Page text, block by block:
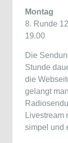
Montag
8. Runde
19.00
Die
Stunde
die
gelangt
Livestream
simpel und